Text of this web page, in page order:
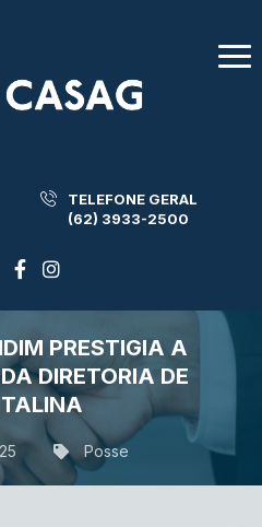
TELEFONE GERAL
(62) 3933-2500
PRESTIGIA A
DIRETORIA DE
Posse